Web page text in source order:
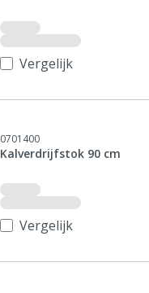
Vergelijk
0701400
Kalverdrijfstok 90 cm
Vergelijk